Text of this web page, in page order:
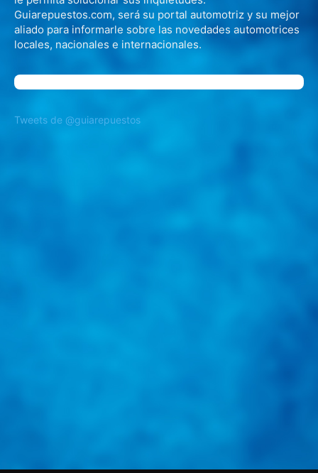
Guiarepuestos.com, será su portal automotriz y su mejor
aliado para informarle sobre las novedades automotrices
locales, nacionales e internacionales.
Tweets de @guiarepuestos